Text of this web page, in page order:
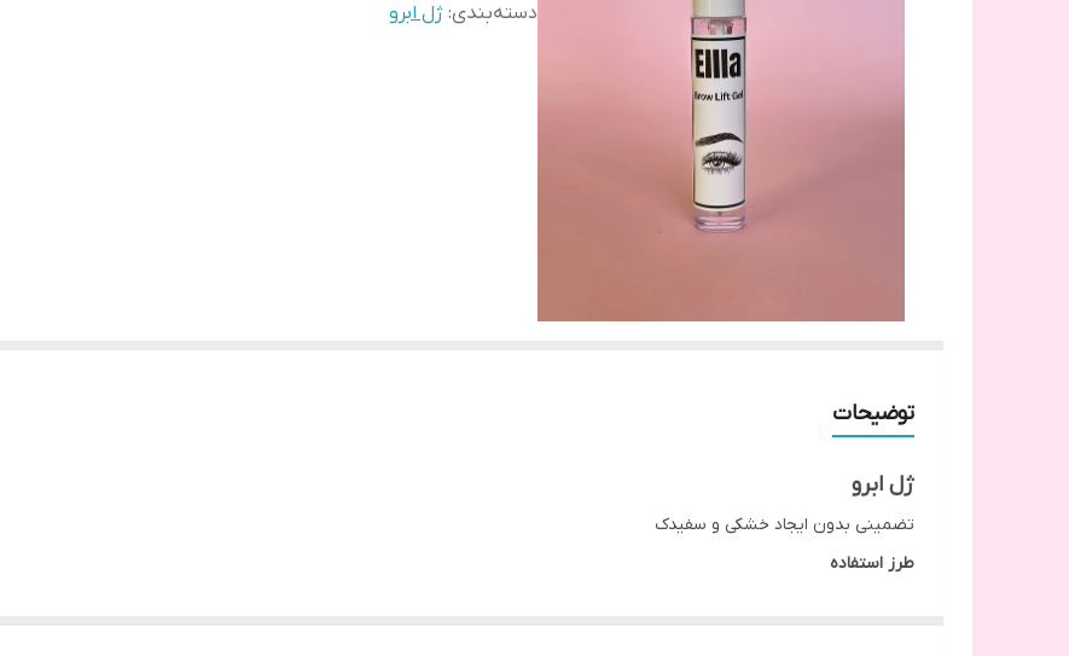
دسته‌بندی: ژل ابرو
توضیحات
ژل ابرو
تضمینی بدون ایجاد خشکی و سفیدک
طرز استفاده